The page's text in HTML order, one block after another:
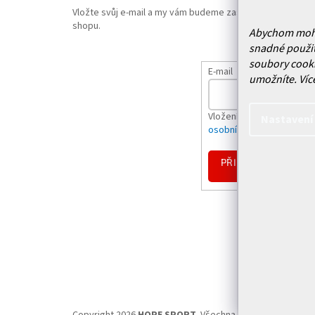
Abychom
snadné
soubory
umožníte.
Vložte svůj e-mail a my vám budeme zasílat informace o
shopu.
E-mail
Vložením e-mailu
osobních údajů
PŘIHLÁSIT